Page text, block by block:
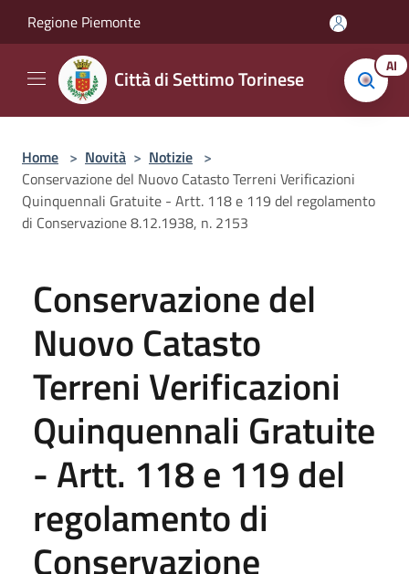
Regione Piemonte
Città di Settimo Torinese AI
Home > Novità > Notizie >
Conservazione del Nuovo Catasto Terreni Verificazioni
Quinquennali Gratuite - Artt. 118 e 119 del regolamento
di Conservazione 8.12.1938, n. 2153
Conservazione del
Nuovo Catasto
Terreni Verificazioni
Quinquennali Gratuite
- Artt. 118 e 119 del
regolamento di
Conservazione